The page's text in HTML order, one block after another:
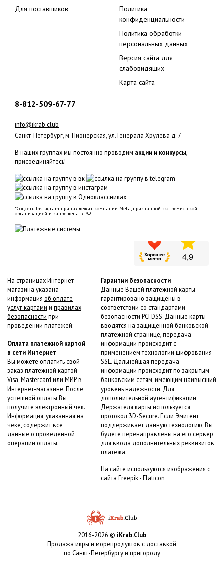
Для поставщиков
Политика
конфиденциальности
Политика обработки
персональных данных
Версия сайта для
слабовидящих
Карта сайта
8-812-509-67-77
info@ikrab.club
Санкт-Петербург, м. Пионерская, ул. Генерала Хрулева д. 7
В наших группах мы постоянно проводим акции и конкурсы,
присоединяйтесь!
*Соцсеть Instagram принадлежит компании Meta, признанной экстремистской
организацией и запрещена в РФ.
На страницах Интернет-
магазина указана
информация об оплате
услуг картами и правилах
безопасности при
проведении платежей:
Оплата платежной картой
в сети Интернет
Вы можете оплатить свой
заказ платежной картой
Visa, Mastercard или МИР в
Интернет-магазине. После
успешной оплаты Вы
получите электронный чек.
Информация, указанная на
чеке, содержит все
данные о проведенной
операции оплаты.
Гарантии безопасности
Данные Вашей платежной карты
гарантировано защищены в
соответствии со стандартами
безопасности PCI DSS. Данные карты
вводятся на защищенной банковской
платежной странице, передача
информации происходит с
применением технологии шифрования
SSL. Дальнейшая передача
информации происходит по закрытым
банковским сетям, имеющим наивысший
уровень надежности. Для
дополнительной аутентификации
Держателя карты используется
протокол 3D-Secure. Если Эмитент
поддерживает данную технологию, Вы
будете перенаправлены на его сервер
для ввода дополнительных реквизитов
платежа.
На сайте используются изображения с
сайта Freepik - Flaticon
2016-2026 © iKrab.Club
Продажа икры и морепродуктов с доставкой
по Санкт-Петербургу и пригороду